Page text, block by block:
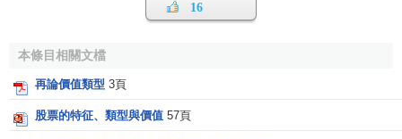
估師執業水平具有重要作用。
價值類型的作用
價值類型是指評估價值的含義，是評估價值質的規定。
價值類型在資產評估業務中具有重要的作用，表現在：
16
本條目相關文檔
再論價值類型 3頁
股票的特征、類型與價值 57頁